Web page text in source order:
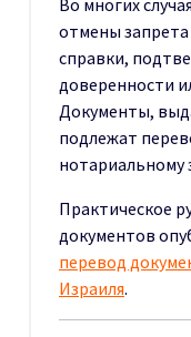
Во многих
отмены
справки,
доверенности
Документы,
подлежат
нотариальному
Практическое
документов
перевод
Израиля.